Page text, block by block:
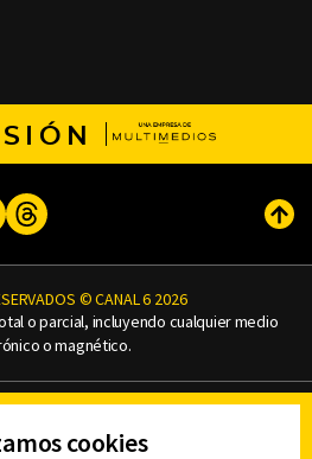
TikTokThreads
© CANAL 6 2026
o parcial, incluyendo cualquier medio
o magnético.
DE PRIVACIDAD
cookies